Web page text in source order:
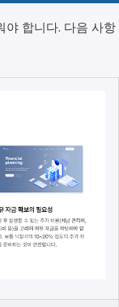
야 합니다. 다음 사항